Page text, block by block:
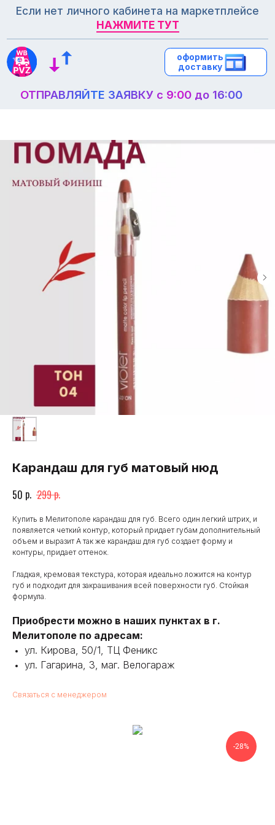
Если нет личного кабинета на маркетплейсе
НАЖМИТЕ ТУТ
оформить
доставку
НАЖМИТЕ ТУТ
оформить
доставку
Карандаш для губ матовый нюд
50 р. 299р.
Купить в Мелитополе карандаш для губ. Всего один легкий штрих, и
появляется четкий контур, который придает губам дополнительный
объем и выразит А так же карандаш для губ создает форму и
контуры, придает оттенок.
Гладкая, кремовая текстура, которая идеально ложится на контур
губ и подходит для закрашивания всей поверхности губ. Стойкая
формула.
Приобрести можно в наших пунктах в г.
Мелитополе по адресам:
ул. Кирова, 50/1, ТЦ Феникс
ул. Гагарина, 3, маг. Велогараж
Связаться с менеджером
-28%